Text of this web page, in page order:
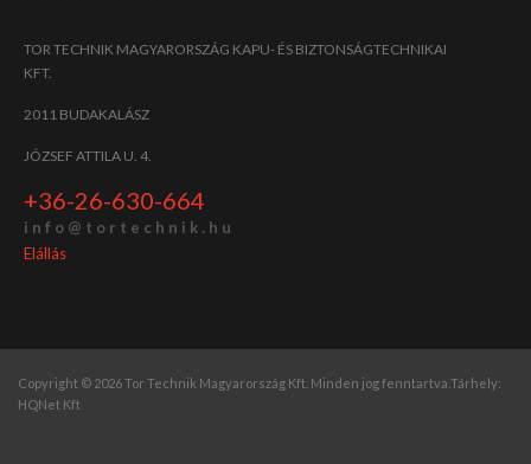
TOR TECHNIK MAGYARORSZÁG KAPU- ÉS BIZTONSÁGTECHNIKAI
KFT.
2011 BUDAKALÁSZ
JÓZSEF ATTILA U. 4.
+36-26-630-664
i n f o @ t o r t e c h n i k . h u
Elállás
Copyright © 2026 Tor Technik Magyarország Kft. Minden jog fenntartva. Tárhely:
HQNet Kft